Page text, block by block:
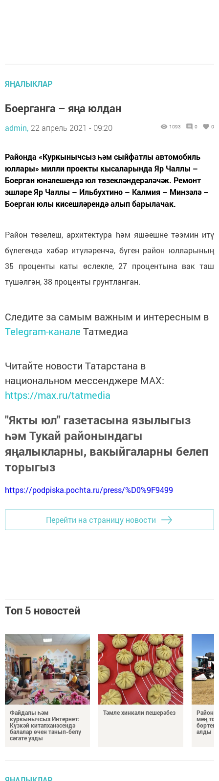
ЯҢАЛЫКЛАР
Боерганга – яңа юлдан
admin, 22 апрель 2021 - 09:20 1093 0 0
Районда «Куркынычсыз һәм сыйфатлы автомобиль
юллары» милли проекты кысаларында Яр Чаллы –
Боерган юнәлешендә юл төзекләндерәләчәк. Ремонт
эшләре Яр Чаллы – Ильбухтино – Калмия – Минзәлә –
Боерган юлы кисешләрендә алып барылачак.
Район төзелеш, архитектура hәм яшәешне тәэмин итү
бүлегендә хәбәр итүләренчә, бүген район юлларының
35 проценты каты өслекле, 27 процентына вак таш
түшәлгән, 38 проценты грунтланган.
Следите за самым важным и интересным в
Telegram-канале Татмедиа
Читайте новости Татарстана в
национальном мессенджере MАХ:
https://max.ru/tatmedia
"Якты юл" газетасына язылыгыз
һәм Тукай районындагы
яңалыкларны, вакыйгаларны белеп
торыгыз
https://podpiska.pochta.ru/press/%D0%9F9499
Перейти на страницу новости
Топ 5 новостей
Файдалы һәм
куркынычсыз Интернет:
Күзкәй китапханәсендә
балалар өчен танып-белү
сәгате узды
Тәмле хинкали пешерәбез
Район
мең
алды